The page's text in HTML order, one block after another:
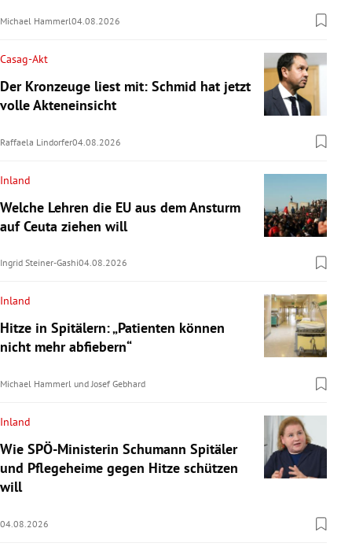
Michael Hammerl04.08.2026
Casag-Akt
Der Kronzeuge liest mit: Schmid hat jetzt
volle Akteneinsicht
Raffaela Lindorfer04.08.2026
Inland
Welche Lehren die EU aus dem Ansturm
auf Ceuta ziehen will
Ingrid Steiner-Gashi04.08.2026
Inland
Hitze in Spitälern: „Patienten können
nicht mehr abfiebern“
Michael Hammerl undJosef Gebhard
Inland
Wie SPÖ-Ministerin Schumann Spitäler
und Pflegeheime gegen Hitze schützen
will
04.08.2026